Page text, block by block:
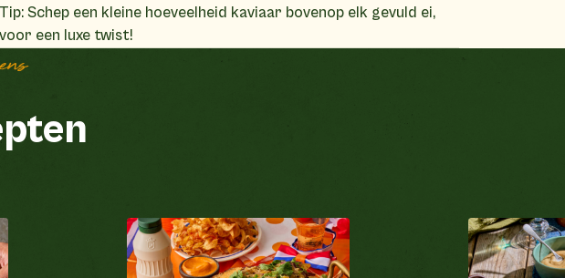
Tip: Schep een kleine hoeveelheid kaviaar bovenop elk gevuld ei,
voor een luxe twist!